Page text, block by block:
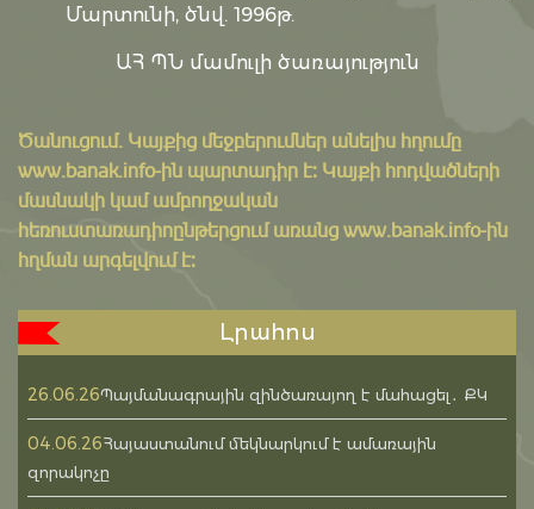
Մարտունի, ծնվ. 1996թ.
ԱՀ ՊՆ մամուլի ծառայություն
Ծանուցում․ Կայքից մեջբերումներ անելիս հղումը
www.banak.info-ին պարտադիր է: Կայքի հոդվածների
մասնակի կամ ամբողջական
հեռուստառադիոընթերցում առանց www.banak.info-ին
հղման արգելվում է:
Լրահոս
26.06.26Պայմանագրային զինծառայող է մահացել․ ՔԿ
04.06.26Հայաստանում մեկնարկում է ամառային
զորակոչը